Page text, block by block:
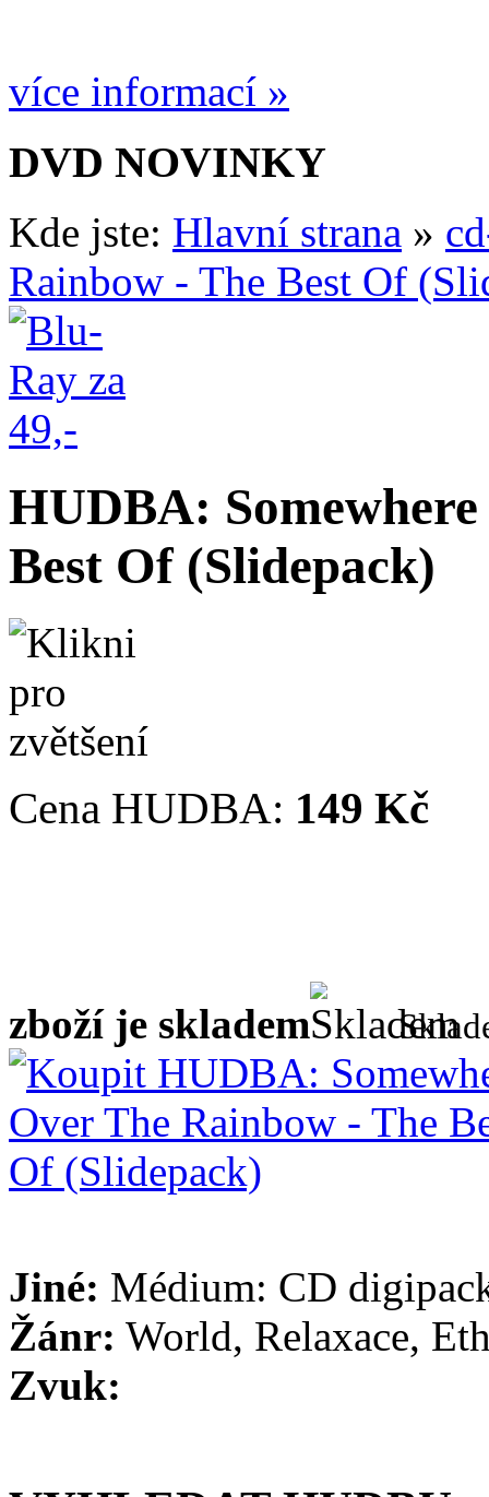
více informací »
DVD NOVINKY
Kde jste: Hlavní strana »
Rainbow - The Best Of
HUDBA:
Best Of (Slidepack)
Cena HUDBA: 149 Kč
zboží je skladem
Jiné: Médium: CD
Žánr: World, Relaxace,
Zvuk: